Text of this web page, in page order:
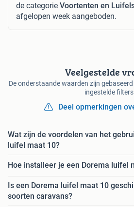
de categorie Voortenten en
afgelopen week aangeboden.
Veelgestelde
De onderstaande waarden zijn
ingestelde filters
Deel opmerkingen
Wat zijn de voordelen van het
luifel maat 10?
Hoe installeer je een Dorema luifel
Is een Dorema luifel maat 10
soorten caravans?